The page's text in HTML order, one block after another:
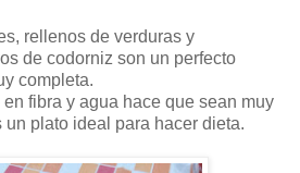
rellenos de verduras y
de codorniz son un perfecto
completa.
fibra y agua hace que sean muy
plato ideal para hacer dieta.